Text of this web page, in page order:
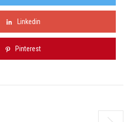
Linkedin
Pinterest